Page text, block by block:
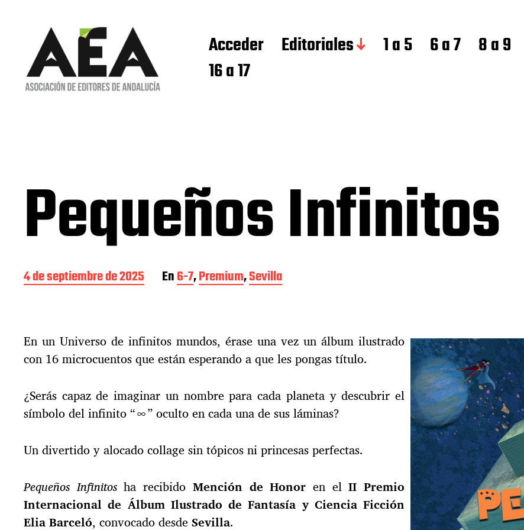
Acceder Editoriales 1 a 5 6 a 7 8 a 9
16 a 17
Pequeños Infinitos
F
e
d
e
l
e
n
t
a
d
4 de septiembre de 2025 En6-7,Premium,Sevilla
En un Universo de infinitos mundos, érase una vez un álbum ilustrado
con 16 microcuentos que están esperando a que les pongas título.
¿Serás capaz de imaginar un nombre para cada planeta y descubrir el
símbolo del infinito “∞” oculto en cada una de sus láminas?
Un divertido y alocado collage sin tópicos ni princesas perfectas.
Pequeños Infinitosha recibido Mención de Honor en elII Premio
Internacional de Álbum Ilustrado de Fantasía y Ciencia Ficción
Elia Barceló, convocado desdeSevilla.